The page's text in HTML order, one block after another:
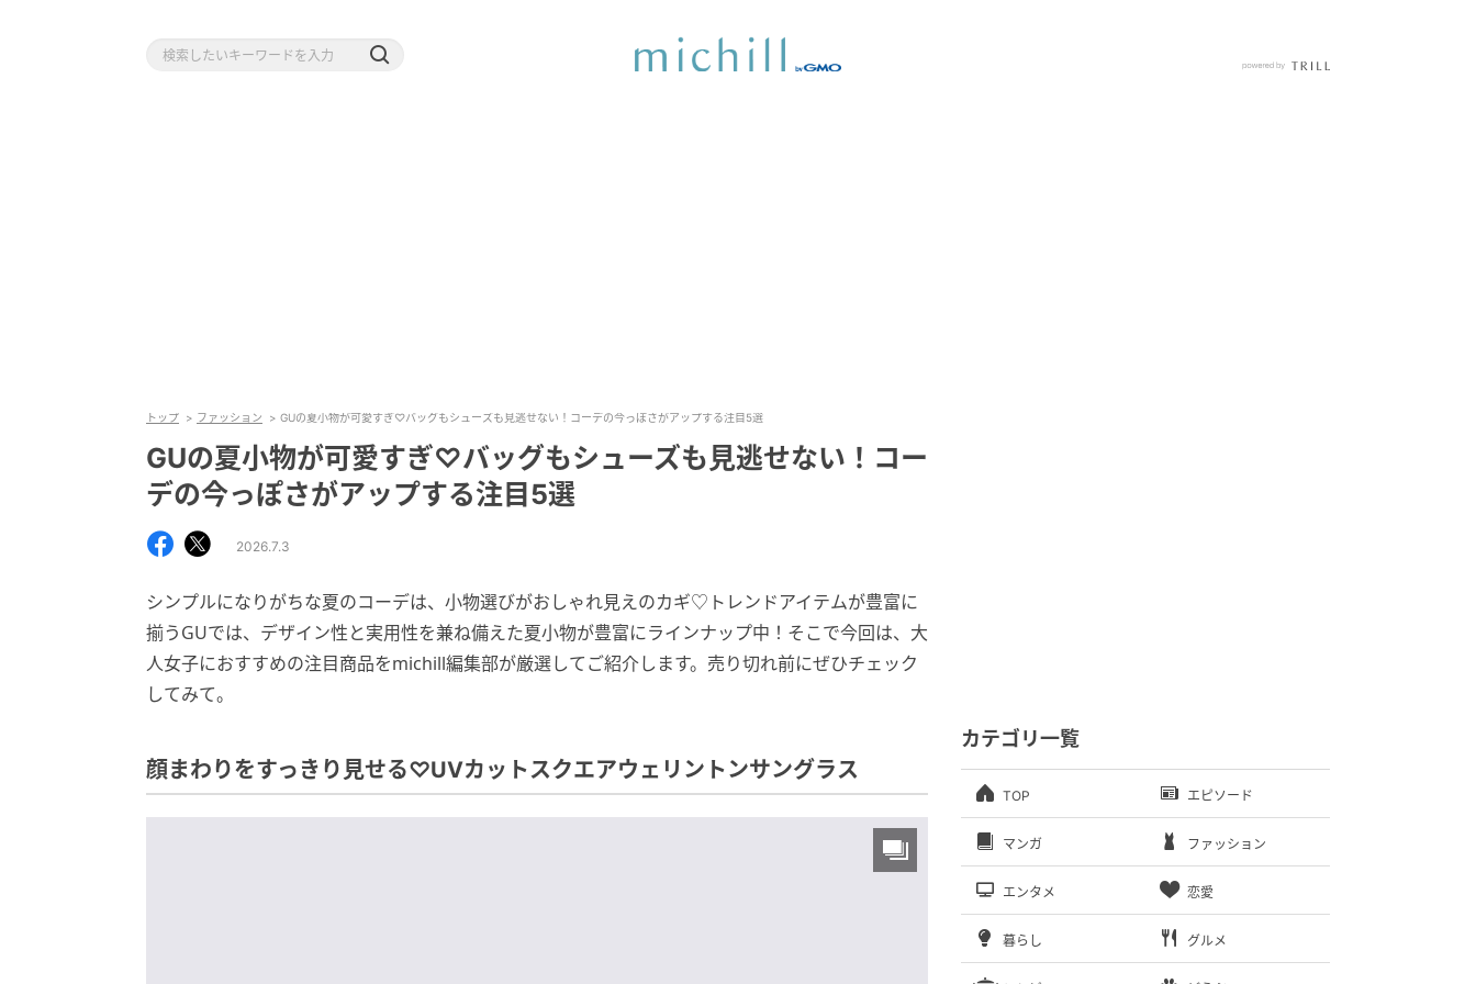
トップ ファッション GUの夏小物が可愛すぎ♡バッグもシューズも見逃せない！コーデの今っぽさがアップする注目5選
GUの夏小物が可愛すぎ♡バッグもシューズも見逃せない！コー
デの今っぽさがアップする注目5選
2026.7.3
シンプルになりがちな夏のコーデは、小物選びがおしゃれ見えのカギ♡トレンドアイテムが豊富に
揃うGUでは、デザイン性と実用性を兼ね備えた夏小物が豊富にラインナップ中！そこで今回は、大
人女子におすすめの注目商品をmichill編集部が厳選してご紹介します。売り切れ前にぜひチェック
してみて。
顔まわりをすっきり見せる♡UVカットスクエアウェリントンサングラス
カテゴリ一覧
TOP エピソード
マンガ ファッション
エンタメ 恋愛
暮らし グルメ